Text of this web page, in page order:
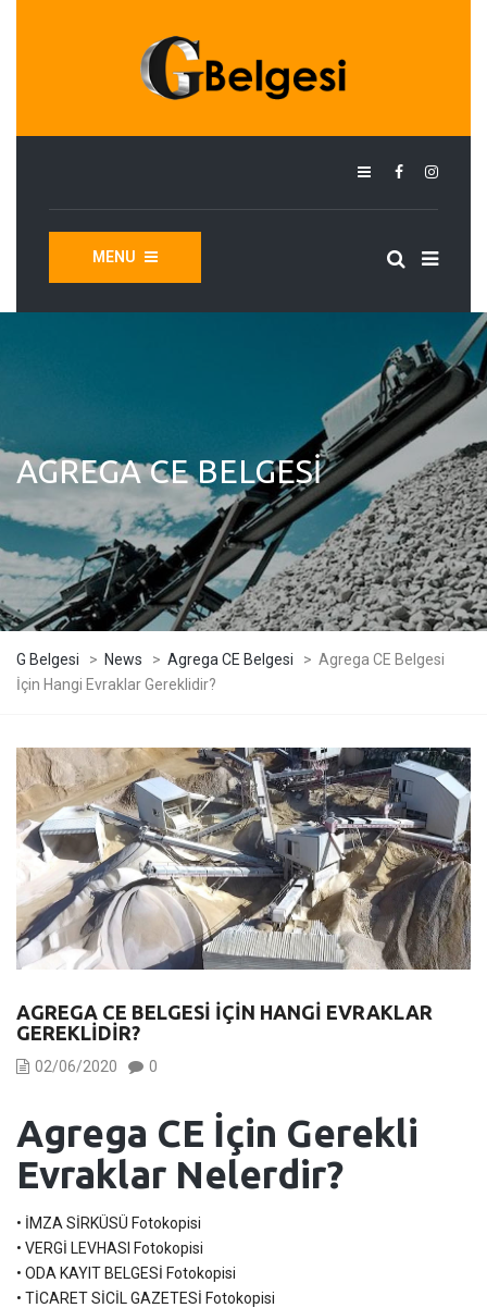
MENU
AGREGA CE BELGESI
G Belgesi > News > Agrega CE Belgesi > Agrega CE Belgesi
İçin Hangi Evraklar Gereklidir?
AGREGA CE BELGESI İÇIN HANGI EVRAKLAR
GEREKLIDIR?
02/06/2020 0
Agrega CE İçin Gerekli
Evraklar Nelerdir?
• İMZA SİRKÜSÜ Fotokopisi
• VERGİ LEVHASI Fotokopisi
• ODA KAYIT BELGESİ Fotokopisi
• TİCARET SİCİL GAZETESİ Fotokopisi